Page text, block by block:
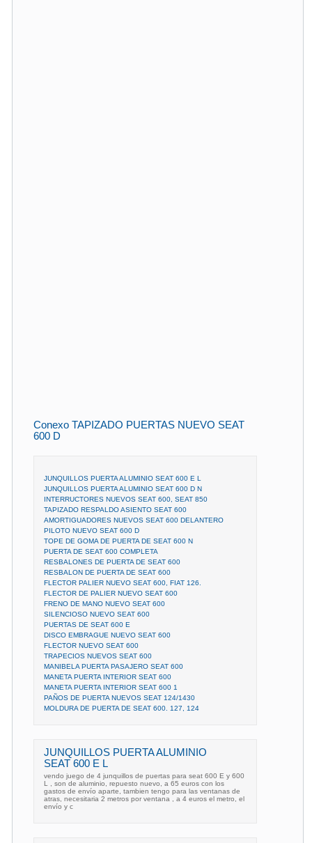
Conexo TAPIZADO PUERTAS NUEVO SEAT
600 D
JUNQUILLOS PUERTA ALUMINIO SEAT 600 E L
JUNQUILLOS PUERTA ALUMINIO SEAT 600 D N
INTERRUCTORES NUEVOS SEAT 600, SEAT 850
TAPIZADO RESPALDO ASIENTO SEAT 600
AMORTIGUADORES NUEVOS SEAT 600 DELANTERO
PILOTO NUEVO SEAT 600 D
TOPE DE GOMA DE PUERTA DE SEAT 600 N
PUERTA DE SEAT 600 COMPLETA
RESBALONES DE PUERTA DE SEAT 600
RESBALON DE PUERTA DE SEAT 600
FLECTOR PALIER NUEVO SEAT 600, FIAT 126.
FLECTOR DE PALIER NUEVO SEAT 600
FRENO DE MANO NUEVO SEAT 600
SILENCIOSO NUEVO SEAT 600
PUERTAS DE SEAT 600 E
DISCO EMBRAGUE NUEVO SEAT 600
FLECTOR NUEVO SEAT 600
TRAPECIOS NUEVOS SEAT 600
MANIBELA PUERTA PASAJERO SEAT 600
MANETA PUERTA INTERIOR SEAT 600
MANETA PUERTA INTERIOR SEAT 600 1
PAÑOS DE PUERTA NUEVOS SEAT 124/1430
MOLDURA DE PUERTA DE SEAT 600. 127, 124
JUNQUILLOS PUERTA ALUMINIO
SEAT 600 E L
vendo juego de 4 junquillos de puertas para seat 600 E y 600
L , son de aluminio, repuesto nuevo, a 65 euros con los
gastos de envío aparte, tambien tengo para las ventanas de
atras, necesitaria 2 metros por ventana , a 4 euros el metro, el
envío y c